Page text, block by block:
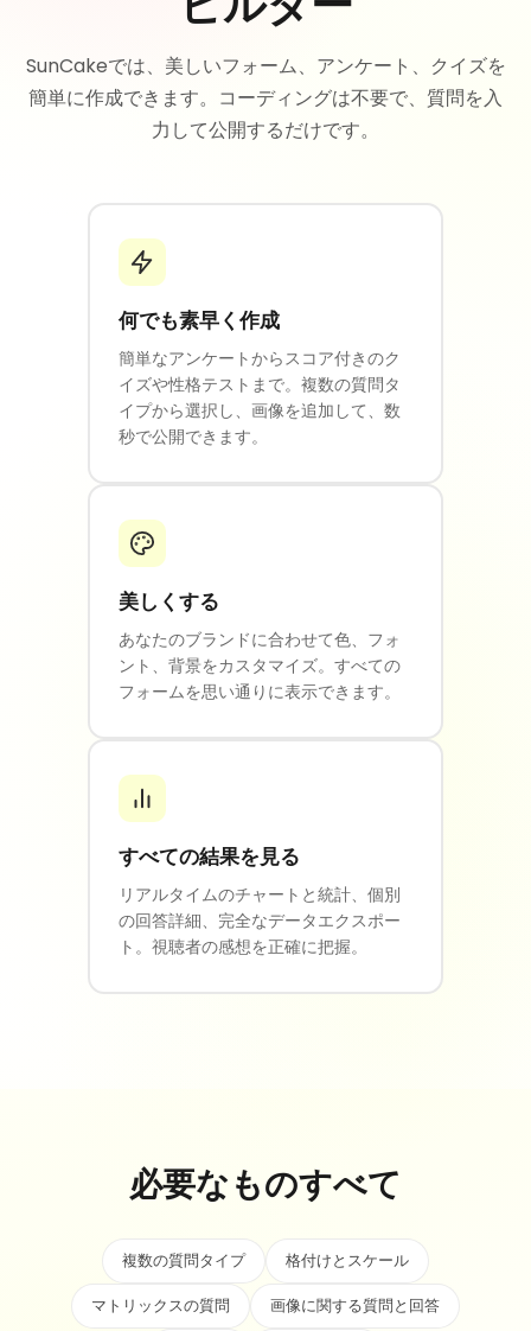
SunCakeでは、美しいフォーム、アンケート、クイズを
簡単に作成できます。コーディングは不要で、質問を入
力して公開するだけです。
何でも素早く作成
簡単なアンケートからスコア付きのク
イズや性格テストまで。複数の質問タ
イプから選択し、画像を追加して、数
秒で公開できます。
美しくする
あなたのブランドに合わせて色、フォ
ント、背景をカスタマイズ。すべての
フォームを思い通りに表示できます。
すべての結果を見る
リアルタイムのチャートと統計、個別
の回答詳細、完全なデータエクスポー
ト。視聴者の感想を正確に把握。
必要なものすべて
複数の質問タイプ
格付けとスケール
マトリックスの質問
画像に関する質問と回答